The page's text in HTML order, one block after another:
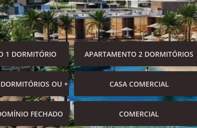
1 DORMITÓRIO APARTAMENTO 2 DORMITÓRIOS
OU + CASA COMERCIAL
FECHADO COMERCIAL